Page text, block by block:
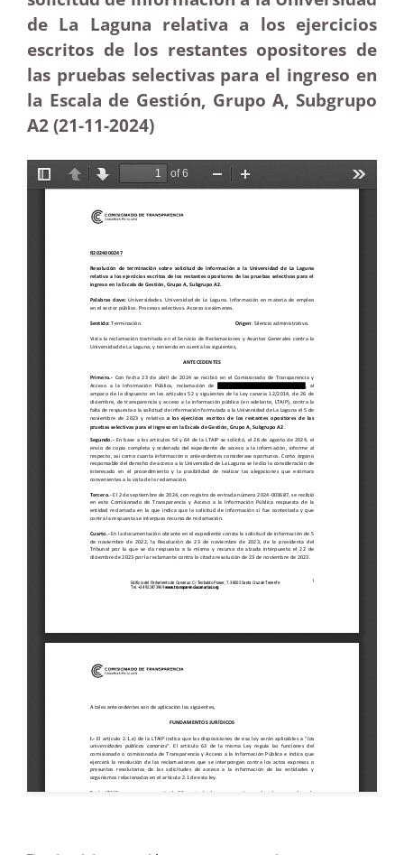
de La Laguna relativa a los ejercicios
escritos de los restantes opositores de
las pruebas selectivas para el ingreso en
la Escala de Gestión, Grupo A, Subgrupo
A2 (21-11-2024)